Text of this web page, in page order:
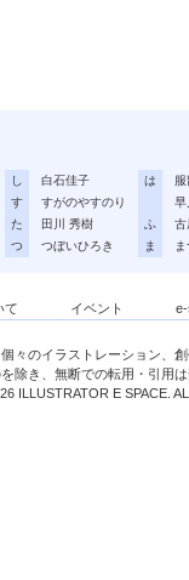
し
白石佳子
す
すがのやすのり
た
田川 秀樹
つ
つぼいひろき
は
早
ふ
古
ま
て イベント
々のイラストレーション、
除き、無断での転用・引用
ILLUSTRATOR E SPACE.